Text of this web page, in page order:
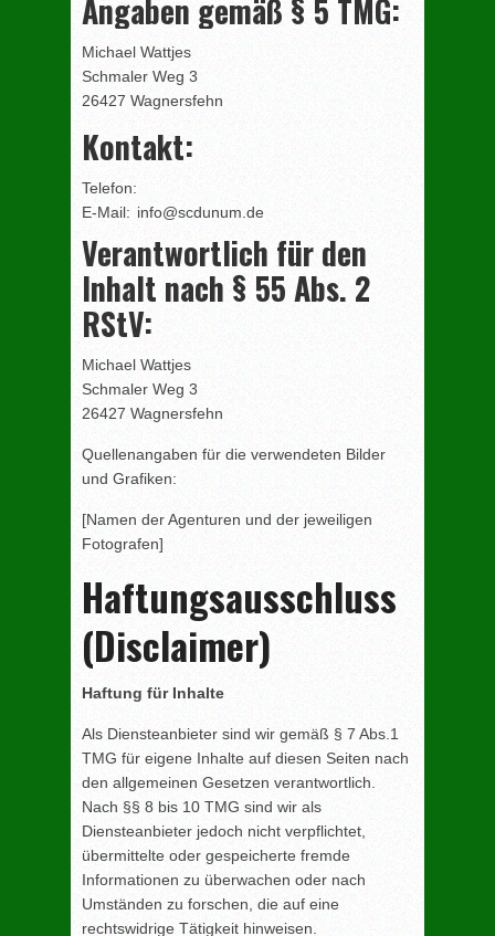
Angaben gemäß § 5 TMG:
Michael Wattjes
Schmaler Weg 3
26427 Wagnersfehn
Kontakt:
Telefon:
E-Mail: info@scdunum.de
Verantwortlich für den
Inhalt nach § 55 Abs. 2
RStV:
Michael Wattjes
Schmaler Weg 3
26427 Wagnersfehn
Quellenangaben für die verwendeten Bilder
und Grafiken:
[Namen der Agenturen und der jeweiligen
Fotografen]
Haftungsausschluss
(Disclaimer)
Haftung für Inhalte
Als Diensteanbieter sind wir gemäß § 7 Abs.1
TMG für eigene Inhalte auf diesen Seiten nach
den allgemeinen Gesetzen verantwortlich.
Nach §§ 8 bis 10 TMG sind wir als
Diensteanbieter jedoch nicht verpflichtet,
übermittelte oder gespeicherte fremde
Informationen zu überwachen oder nach
Umständen zu forschen, die auf eine
rechtswidrige Tätigkeit hinweisen.